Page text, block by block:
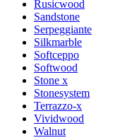
Rusicwood
Sandstone
Serpeggiante
Silkmarble
Softceppo
Softwood
Stone x
Stonesystem
Terrazzo-x
Vividwood
Walnut